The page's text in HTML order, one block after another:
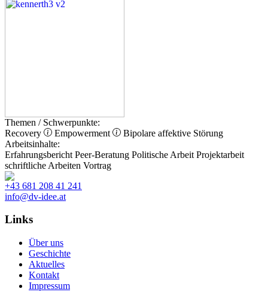
Themen / Schwerpunkte:
Recovery
Empowerment
Bipolare affektive Störung
Arbeitsinhalte:
Erfahrungsbericht Peer-Beratung Politische Arbeit Projektarbeit
schriftliche Arbeiten Vortrag
+43 681 208 41 241
info@dv-idee.at
Links
Über uns
Geschichte
Aktuelles
Kontakt
Impressum